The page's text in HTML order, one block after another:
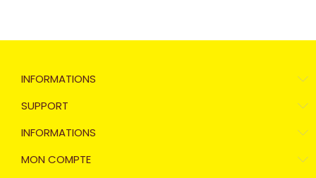
INFORMATIONS
SUPPORT
INFORMATIONS
MON COMPTE